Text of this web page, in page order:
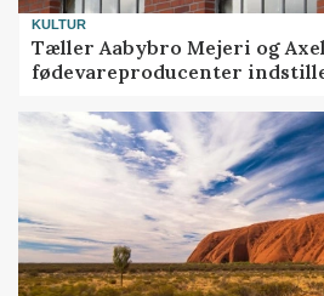
KULTUR
Tæller Aabybro Mejeri og Axel
fødevareproducenter